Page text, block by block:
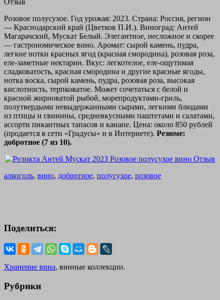
Розовое полусухое. Год урожая: 2023. Страна: Россия, регион
— Краснодарский край (Цветков П.И.). Виноград: Антей
Магарачский, Мускат Белый. Элегантное, несложное и скорее
— гастрономическое вино. Аромат: сырой камень, пудра,
легкие нотки красных ягод (красная смородина), розовая роза,
еле-заметные нектарин. Вкус: легкотелое, еле-ощутимая
сладковатость, красная смородина и другие красные ягоды,
нотка воска, сырой камень, пудра, розовая роза, высокая
кислотность, терпковатое. Может сочетаться с белой и
красной жирноватой рыбой, морепродуктами-гриль,
полутвердыми невыдержанными сырами, легкими блюдами
из птицы и свинины, средневкусными паштетами и салатами,
ассорти пикантных тапасов и канапе. Цена: около 850 рублей
(продается в сети «Градусы» и в Интернете). Резюме:
добротное (7 из 10).
алкоголь, вино, добротное, полусухое, розовое
Поделиться:
Хранение вина, винные коллекции.
Рубрики